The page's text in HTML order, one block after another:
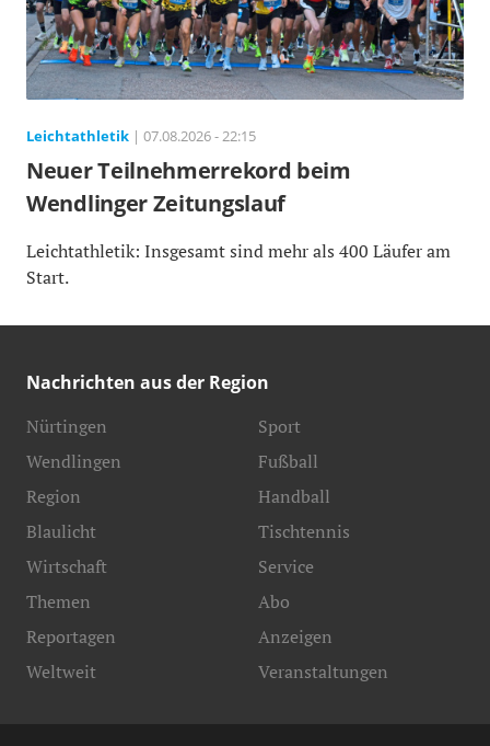
Leichtathletik | 07.08.2026 - 22:15
Neuer Teilnehmerrekord beim
Wendlinger Zeitungslauf
Leichtathletik: Insgesamt sind mehr als 400 Läufer am
Start.
Nachrichten aus der Region
Nürtingen
Wendlingen
Region
Blaulicht
Sport
Fußball
Handball
Tischtennis
Wirtschaft
Themen
Reportagen
Weltweit
Service
Abo
Anzeigen
Veranstaltungen